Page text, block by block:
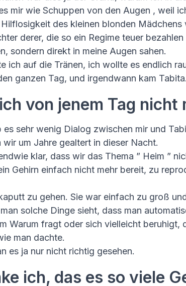
mir wie Schuppen von den Augen , weil
des kleinen blonden
derer, die so ein Regime teuer
sondern direkt in meine Augen sahen.
ich auf die Tränen, ich wollte es endlich
ganzen Tag, und irgendwann kam Tabita.
von jenem Tag nicht
es sehr wenig Dialog zwischen mir und
wir um Jahre gealtert in dieser Nacht.
klar, dass wir das Thema ” Heim ”
Gehirn einfach nicht mehr bereit, zu
zu gehen. Sie war einfach zu groß
solche Dinge sieht, dass man
Warum fragt oder sich vielleicht beruhigt,
man dachte.
es ja nur nicht richtig gesehen.
ich, das es so viele